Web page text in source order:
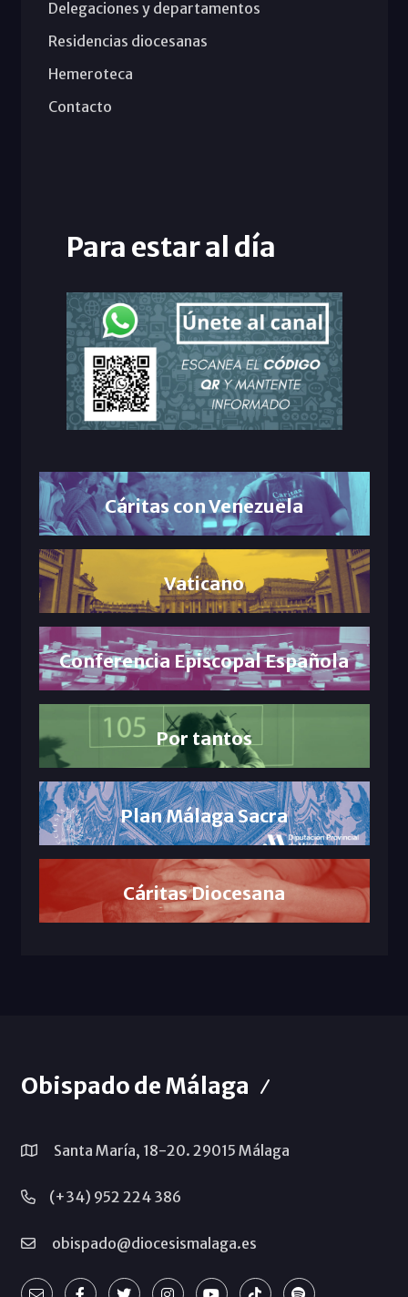
Delegaciones y departamentos
Residencias diocesanas
Hemeroteca
Contacto
Para estar al día
Cáritas con Venezuela
Vaticano
Conferencia Episcopal Española
Por tantos
Plan Málaga Sacra
Cáritas Diocesana
Obispado de Málaga
Santa María, 18-20. 29015 Málaga
(+34) 952 224 386
obispado@diocesismalaga.es